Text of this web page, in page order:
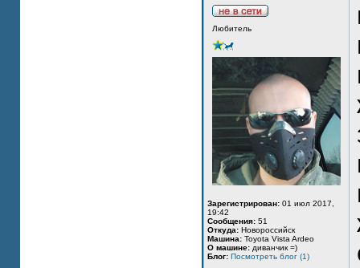
Любитель
Зарегистрирован: 01 июл 2017,
19:42
Сообщения: 51
Откуда: Новороссийск
Машина: Toyota Vista Ardeo
О машине: диванчик =)
Блог: Посмотреть блог (1)